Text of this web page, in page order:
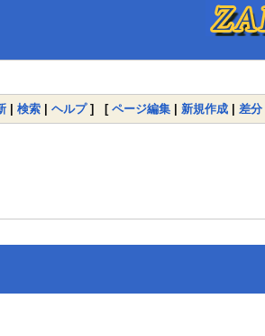
| 検索 | ヘルプ] [ ページ編集 | 新規作成 | 差分